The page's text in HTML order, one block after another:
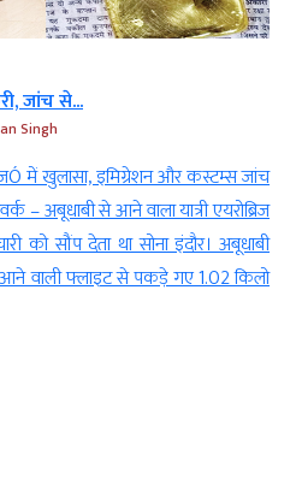
जांच से...
Singh
में खुलासा, इमिग्रेशन और कस्टम्स जांच
– अबूधाबी से आने वाला यात्री एयरोब्रिज
को सौंप देता था सोना इंदौर। अबूधाबी
वाली फ्लाइट से पकड़े गए 1.02 किलो